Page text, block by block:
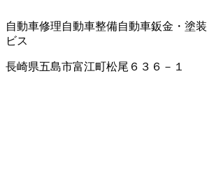
自動車修理自動車整備自動車鈑金・塗装
ビス
長崎県五島市富江町松尾６３６－１